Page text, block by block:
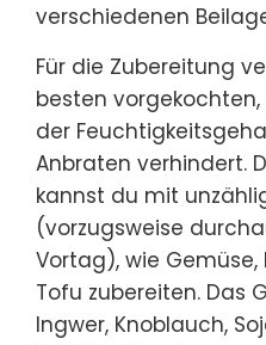
verschiedenen
Für die Zubereitung
besten
der
Anbraten verhindert.
kannst du mit
(vorzugsweise
Vortag), wie Gemüse,
Tofu zubereiten. Das
Ingwer, Knoblauch,